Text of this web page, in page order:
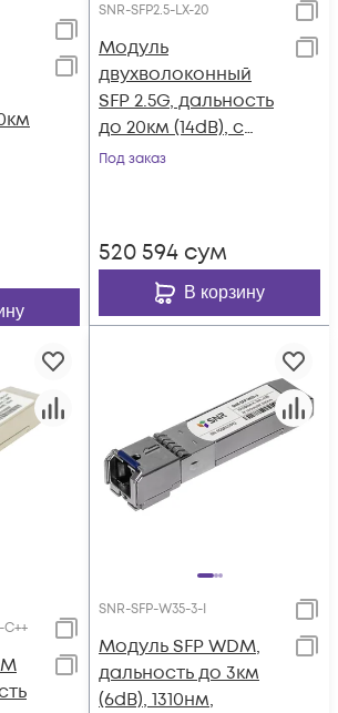
SNR-SFP2.5-LX-20
Модуль
двухволоконный
SFP 2.5G, дальность
до 20км (14dB), с
функцией DDM, Tx:
Под заказ
520 594 сум
В корзину
SNR-SFP-W35-3-I
Модуль SFP WDM,
дальность до 3км
(6dB), 1310нм,